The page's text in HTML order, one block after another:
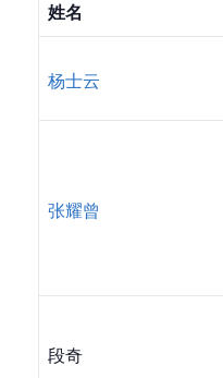
姓名
杨士云
张耀曾
段奇